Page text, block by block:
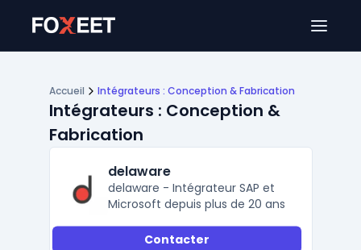
Accueil Intégrateurs : Conception & Fabrication
Intégrateurs : Conception &
Fabrication
delaware
delaware - Intégrateur SAP et
Microsoft depuis plus de 20 ans
Contacter